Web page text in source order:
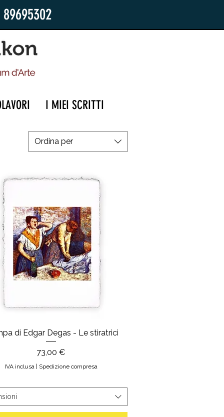
I MIEI SCRITTI
Ordina per
di Edgar Degas - Le stiratrici
Prezzo
73,00 €
IVA inclusa| Spedizione compresa